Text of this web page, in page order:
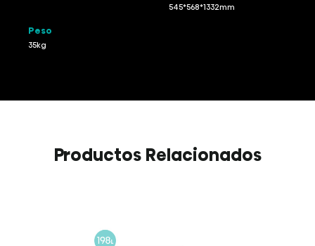
545*568*1332mm
Peso
35kg
Productos Relacionados